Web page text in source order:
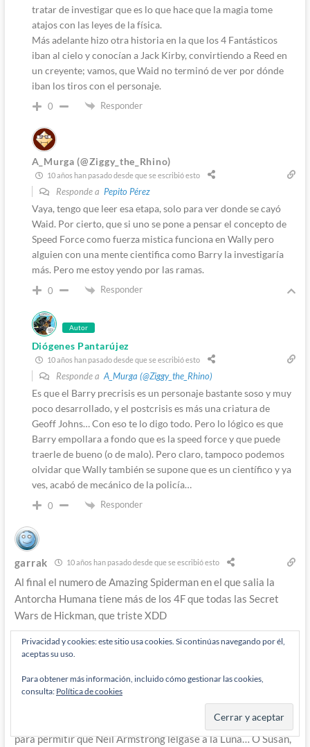
tratar de investigar que es lo que hace que la magia tome
atajos con las leyes de la física.
Más adelante hizo otra historia en la que los 4 Fantásticos
iban al cielo y conocían a Jack Kirby, convirtiendo a Reed en
un creyente; vamos, que Waid no terminó de ver por dónde
iban los tiros con el personaje.
0 Responder
A_Murga (@Ziggy_the_Rhino)
10 años han pasado desde que se escribió esto
Responde a Pepito Pérez
Vaya, tengo que leer esa etapa, solo para ver donde se cayó
Waid. Por cierto, que si uno se pone a pensar el concepto de
Speed Force como fuerza mistica funciona en Wally pero
alguien con una mente cientifica como Barry la investigaría
más. Pero me estoy yendo por las ramas.
0 Responder
Autor
Diógenes Pantarújez
10 años han pasado desde que se escribió esto
Responde a A_Murga (@Ziggy_the_Rhino)
Es que el Barry precrisis es un personaje bastante soso y muy
poco desarrollado, y el postcrisis es más una criatura de
Geoff Johns… Con eso te lo digo todo. Pero lo lógico es que
Barry empollara a fondo que es la speed force y que puede
traerle de bueno (o de malo). Pero claro, tampoco podemos
olvidar que Wally también se supone que es un científico y ya
ves, acabó de mecánico de la policía…
0 Responder
garrak 10 años han pasado desde que se escribió esto
Al final el numero de Amazing Spiderman en el que salia la
Antorcha Humana tiene más de los 4F que todas las Secret
Wars de Hickman, que triste XDD
En fin, pues el final si que ha sido muy decepcionante. O sea,
por lo que tengo entendido (no he llegado a la etapa de
son unos superheroes o algo asi, y ahora los ha convertido en
una especie de viajeros de Star Trek… a Reed Richards, el
mismo hombre que en la etapa Lee-Kirby se quería sacrifica
para permitir que Neil Armstrong lelgase a la Luna… O Susan,
Privacidad y cookies: este sitio usa cookies. Si continúas navegando por él,
aceptas su uso.
Para obtener más información, incluido cómo gestionar las cookies,
consulta: Política de cookies